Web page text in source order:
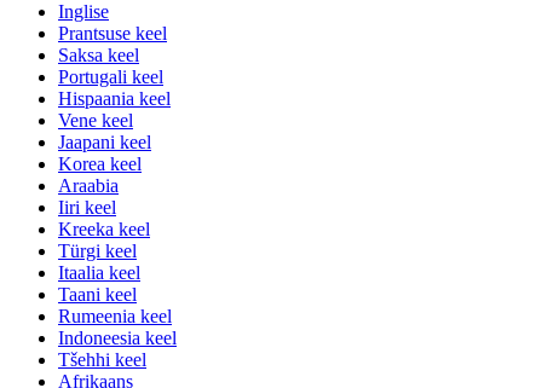
Inglise
Prantsuse keel
Saksa keel
Portugali keel
Hispaania keel
Vene keel
Jaapani keel
Korea keel
Araabia
Iiri keel
Kreeka keel
Türgi keel
Itaalia keel
Taani keel
Rumeenia keel
Indoneesia keel
Tšehhi keel
Afrikaans